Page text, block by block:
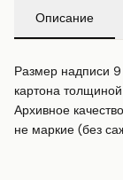
Описание
Размер надписи 9
картона
Архивное
не маркие (без